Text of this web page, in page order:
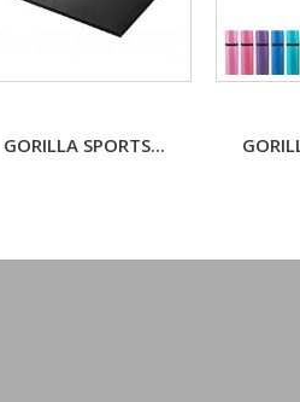
GORILLA SPORTS...